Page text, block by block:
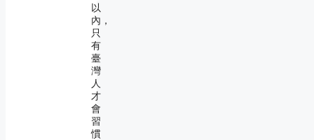
以
內，
只
有
臺
灣
人
才
會
習
慣